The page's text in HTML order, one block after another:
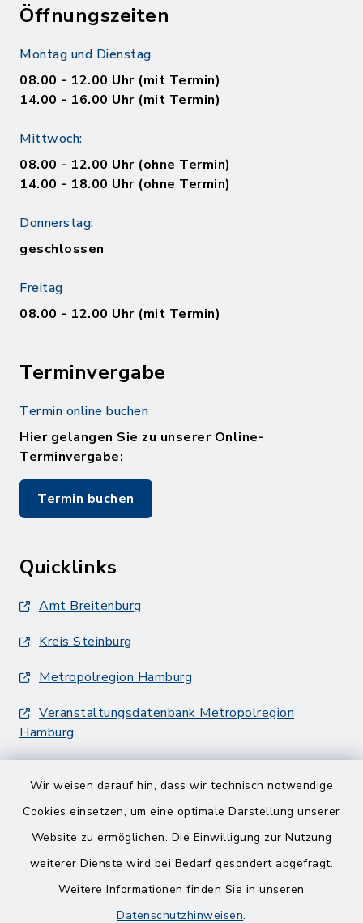
Wir weisen darauf hin, dass wir technisch notwendige
Cookies einsetzen, um eine optimale Darstellung unserer
Website zu ermöglichen. Die Einwilligung zur Nutzung
weiterer Dienste wird bei Bedarf gesondert abgefragt.
Weitere Informationen finden Sie in unseren
Datenschutzhinweisen.
Öffnungszeiten
Montag und Dienstag
08.00 - 12.00 Uhr (mit Termin)
14.00 - 16.00 Uhr (mit Termin)
Mittwoch:
08.00 - 12.00 Uhr (ohne Termin)
14.00 - 18.00 Uhr (ohne Termin)
Donnerstag:
geschlossen
Freitag
08.00 - 12.00 Uhr (mit Termin)
Terminvergabe
Termin online buchen
Hier gelangen Sie zu unserer Online-
Terminvergabe:
Termin buchen
Quicklinks
Amt Breitenburg
Kreis Steinburg
Metropolregion Hamburg
Veranstaltungsdatenbank Metropolregion
Hamburg
Barrierefreiheit